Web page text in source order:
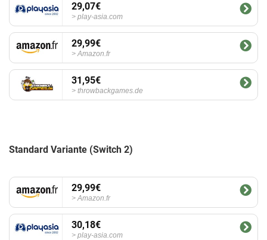
29,07€
play-asia.com
29,99€
Amazon.fr
31,95€
throwbackgames.de
Standard Variante (Switch 2)
29,99€
Amazon.fr
30,18€
play-asia.com